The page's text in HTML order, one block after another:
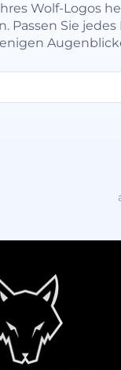
Wolf-Logos
Passen Sie